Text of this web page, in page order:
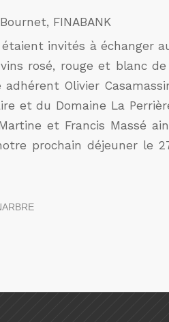
FINABANK
invités à échanger
rosé, rouge et blanc de
Olivier
et du Domaine La
et Francis Massé
prochain déjeuner le